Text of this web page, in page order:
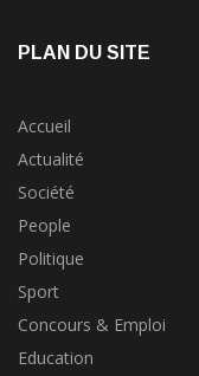
PLAN DU SITE
Accueil
Actualité
Société
People
Politique
Sport
Concours & Emploi
Education